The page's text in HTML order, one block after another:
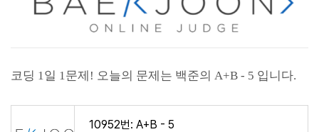
코딩 1일 1문제! 오늘의 문제는 백준의 A+B - 5 입니다.
10952번: A+B - 5